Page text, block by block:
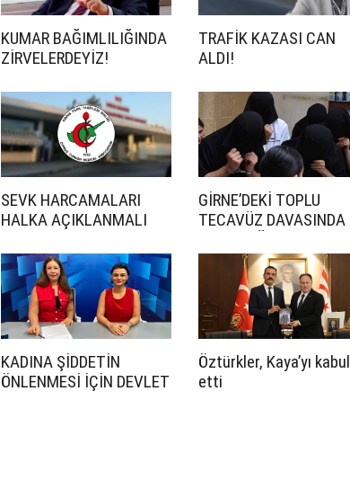
KUMAR BAĞIMLILIĞINDA
ZİRVELERDEYİZ!
TRAFİK KAZASI CAN
ALDI!
SEVK HARCAMALARI
HALKA AÇIKLANMALI
GİRNE’DEKİ TOPLU
TECAVÜZ DAVASINDA
KADINA ŞİDDETİN
ÖNLENMESİ İÇİN DEVLET
Öztürkler, Kaya’yı kabul
etti